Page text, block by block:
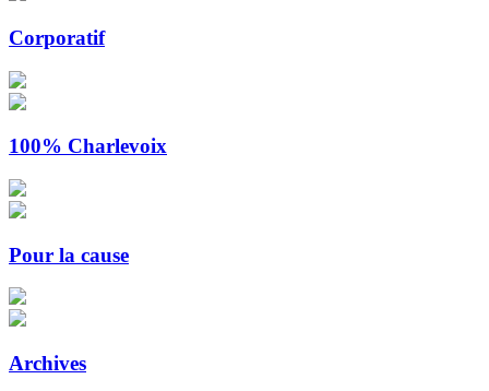
Corporatif
100% Charlevoix
Pour la cause
Archives